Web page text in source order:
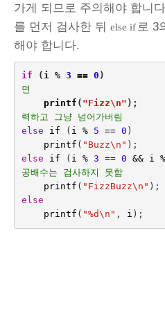
가게 되므로 주의해야 합니
를 먼저 검사한 뒤 else if 로 3
해야 합니다.
if ( i % 3 == 0 )
면
printf ( "Fizz\n" );
력하고 그냥 넘어가버림
else
if ( i % 5 == 0 )
printf ( "Buzz\n " );
else
if ( i % 3 == 0 && i %
공배수는 검사하지 못함
printf ( "FizzBuzz\n " );
else
printf ( "%d\n " , i );